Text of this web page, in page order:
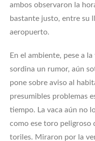
ambos observaron la
bastante justo, entre su
aeropuerto.
En el ambiente, pese a
sordina un rumor, aún
pone sobre aviso al
presumibles problemas
tiempo. La vaca aún no
como ese toro peligroso
toriles. Miraron por la